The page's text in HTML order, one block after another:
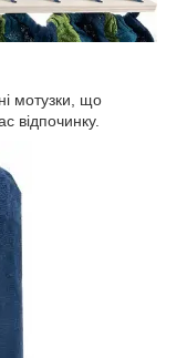
мотузки, що
відпочинку.